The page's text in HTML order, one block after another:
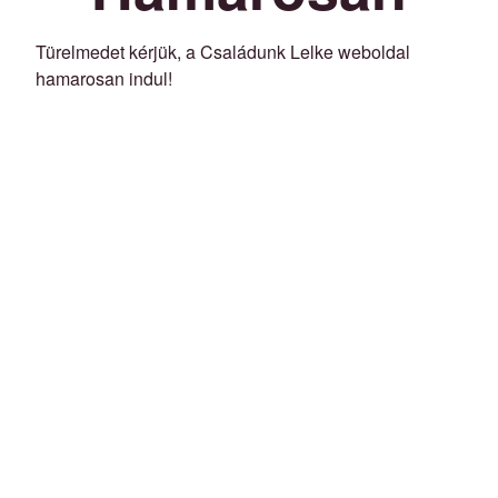
Türelmedet kérjük, a Családunk Lelke weboldal
hamarosan indul!